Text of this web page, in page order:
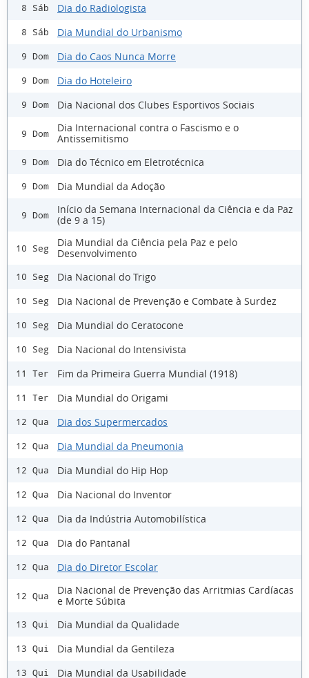
8 Sáb Dia do Radiologista
8 Sáb Dia Mundial do Urbanismo
9 Dom Dia do Caos Nunca Morre
9 Dom Dia do Hoteleiro
9 Dom Dia Nacional dos Clubes Esportivos Sociais
9 Dom
Dia Internacional contra o Fascismo e o
Antissemitismo
9 Dom Dia do Técnico em Eletrotécnica
9 Dom Dia Mundial da Adoção
9 Dom
Início da Semana Internacional da Ciência e da Paz
(de 9 a 15)
10 Seg
Dia Mundial da Ciência pela Paz e pelo
Desenvolvimento
10 Seg Dia Nacional do Trigo
10 Seg Dia Nacional de Prevenção e Combate à Surdez
10 Seg Dia Mundial do Ceratocone
10 Seg Dia Nacional do Intensivista
11 Ter Fim da Primeira Guerra Mundial (1918)
11 Ter Dia Mundial do Origami
12 Qua Dia dos Supermercados
12 Qua Dia Mundial da Pneumonia
12 Qua Dia Mundial do Hip Hop
12 Qua Dia Nacional do Inventor
12 Qua Dia da Indústria Automobilística
12 Qua Dia do Pantanal
12 Qua Dia do Diretor Escolar
12 Qua
Dia Nacional de Prevenção das Arritmias Cardíacas
e Morte Súbita
13 Qui Dia Mundial da Qualidade
13 Qui Dia Mundial da Gentileza
13 Qui Dia Mundial da Usabilidade